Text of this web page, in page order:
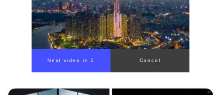
00:00/ 01:05